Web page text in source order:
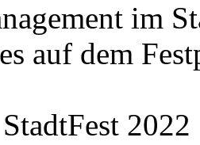
im
auf dem
2022